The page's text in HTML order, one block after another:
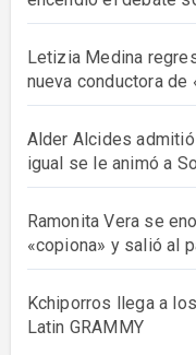
Letizia Medina
nueva conductora de
Alder Alcides
igual se le animó a
Ramonita Vera se
«copiona» y salió al
Kchiporros llega a
Latin GRAMMY